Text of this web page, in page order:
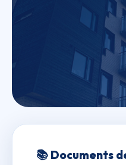
630 rte de
📚 Documents